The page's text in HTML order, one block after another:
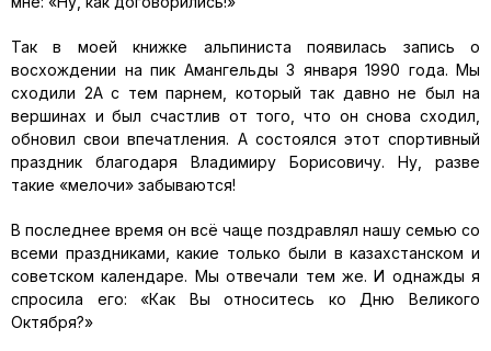
Так в моей книжке альпиниста появилась запись о
восхождении на пик Амангельды 3 января 1990 года. Мы
сходили 2А с тем парнем, который так давно не был на
вершинах и был счастлив от того, что он снова сходил,
обновил свои впечатления. А состоялся этот спортивный
праздник благодаря Владимиру Борисовичу. Ну, разве
такие «мелочи» забываются!
В последнее время он всё чаще поздравлял нашу семью со
всеми праздниками, какие только были в казахстанском и
советском календаре. Мы отвечали тем же. И однажды я
спросила его: «Как Вы относитесь ко Дню Великого
Октября?»